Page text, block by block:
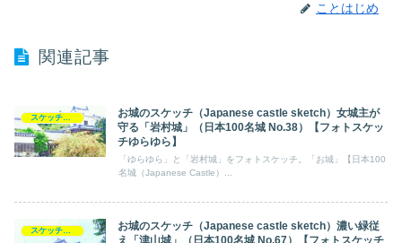
ことはじめ
関連記事
お城のスケッチ（Japanese castle sketch）女城主が
守る「岩村城」（日本100名城 No.38）【フォトスケッ
チゆらゆら】
「ゆらゆら」と「岩村城」をフォトスケッチ。「お城」【日本100
名城（Japanese Castle）...
お城のスケッチ（Japanese castle sketch）濃い緑従
え「津山城」（日本100名城 No.67）【フォトスケッチ